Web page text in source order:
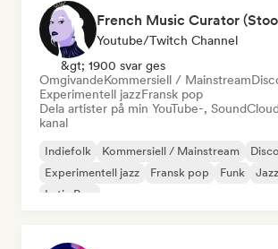
French Music Curator
Youtube/Twitch Channel
&gt; 1900 svar ges
OmgivandeKommersiell / Mainstream
Experimentell jazzFransk pop
Dela artister på min YouTube-,
kanal
Indiefolk Kommersiell / Mainstream
Disco
Experimentell jazz
Fransk pop Funk
Latin Pop